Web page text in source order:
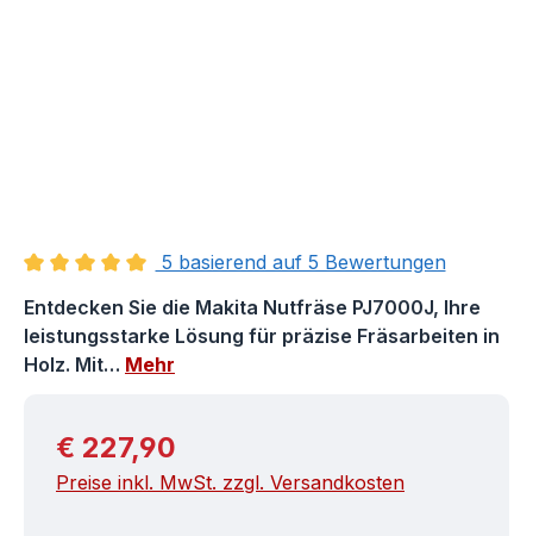
5 basierend auf 5 Bewertungen
Entdecken Sie die Makita Nutfräse PJ7000J, Ihre
leistungsstarke Lösung für präzise Fräsarbeiten in
Holz. Mit… Mehr
Regulärer Preis:
€ 227,90
Preise inkl. MwSt. zzgl. Versandkosten